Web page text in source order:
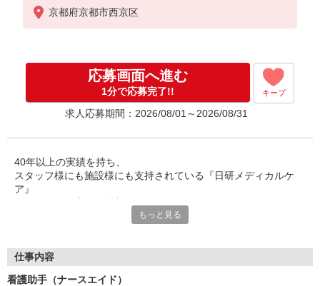
★週払いOK（規定あり）
京都府京都市西京区
応募画面へ進む
1分で応募完了!! キープ
求人応募期間：2026/08/01～2026/08/31
40年以上の実績を持ち、
スタッフ様にも施設様にも支持されている『日研メディカルケ
ア』
一人ひとりに寄り添った案件の提案を実現しています。
すぐに働き始めたい方も、
もっと見る
仕事内容
看護助手（ナースエイド）